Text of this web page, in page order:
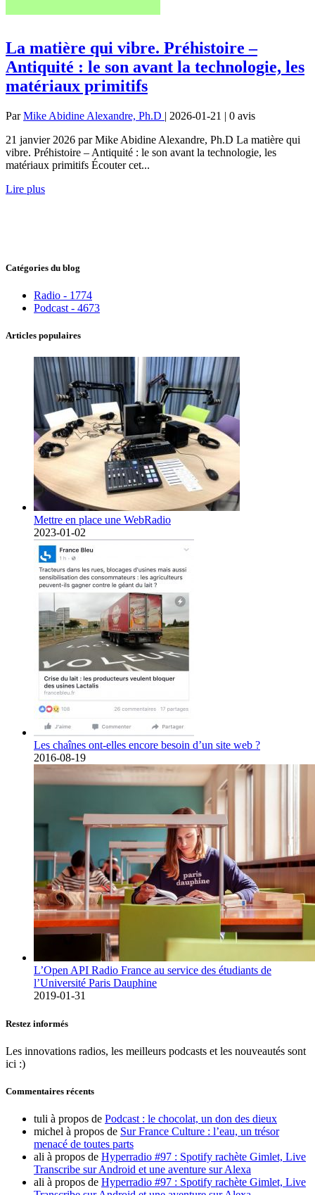
La matière qui vibre. Préhistoire –
Antiquité : le son avant la technologie, les
matériaux primitifs
ParMike Abidine Alexandre, Ph.D | 2026-01-21 | 0 avis
21 janvier 2026 par Mike Abidine Alexandre, Ph.D La matière qui
vibre. Préhistoire – Antiquité : le son avant la technologie, les
matériaux primitifs Écouter cet...
Lire plus
Catégories du blog
Radio - 1774
Podcast - 4673
Articles populaires
Mettre en place une WebRadio
2023-01-02
Les chaînes ont-elles encore besoin d’un site web ?
2016-08-19
L’Open API Radio France au service des étudiants de
l’Université Paris Dauphine
2019-01-31
Restez informés
Les innovations radios, les meilleurs podcasts et les nouveautés sont
ici :)
Commentaires récents
tuli à propos de Podcast : le chocolat, un don des dieux
michel à propos de Sur France Culture : l’eau, un trésor
menacé de toutes parts
ali à propos de Hyperradio #97 : Spotify rachète Gimlet, Live
Transcribe sur Android et une aventure sur Alexa
ali à propos de Hyperradio #97 : Spotify rachète Gimlet, Live